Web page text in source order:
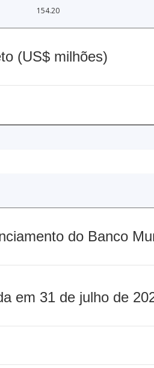
154.20
(US$ milhões)
do Banco
em 31 de julho de